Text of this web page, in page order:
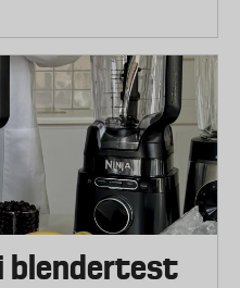
blendertest